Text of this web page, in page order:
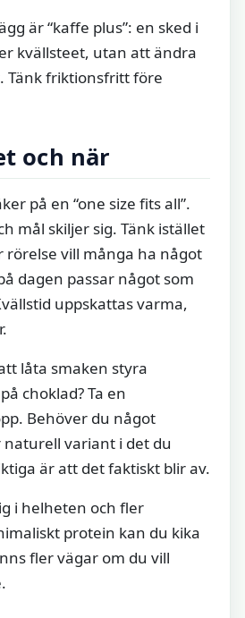
är “kaffe plus”: en sked i
kvällsteet, utan att ändra
Tänk friktionsfritt före
och när
på en “one size fits all”.
mål skiljer sig. Tänk istället
rörelse vill många ha något
dagen passar något som
uppskattas varma,
låta smaken styra
choklad? Ta en
Behöver du något
variant i det du
är att det faktiskt blir av.
i helheten och fler
protein kan du kika
fler vägar om du vill